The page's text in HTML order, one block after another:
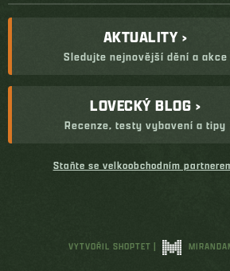
AKTUALITY ›
Sledujte nejnovější dění a akce
LOVECKÝ BLOG ›
Recenze, testy vybavení a tipy
Staňte se velkoobchodním
VYTVOŘIL SHOPTET |